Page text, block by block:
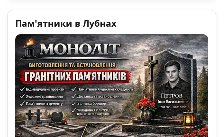
Пам'ятники в Лубнах